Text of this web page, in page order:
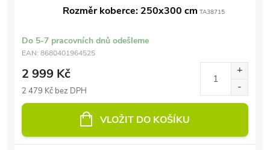
Rozměr koberce: 250x300 cm TA38715
Do 5-7 pracovních dnů odešleme
EAN: 8680401964525
2 999 Kč
2 479 Kč bez DPH
VLOŽIT DO KOŠÍKU